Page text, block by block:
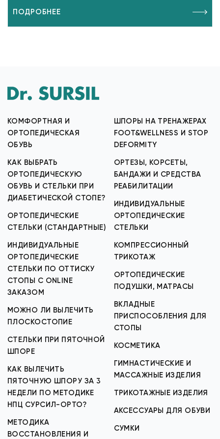
ПОДРОБНЕЕ
КОМФОРТНАЯ И
ОРТОПЕДИЧЕСКАЯ
ОБУВЬ
КАК ВЫБРАТЬ
ОРТОПЕДИЧЕСКУЮ
ОБУВЬ И СТЕЛЬКИ ПРИ
ДИАБЕТИЧЕСКОЙ СТОПЕ?
ОРТОПЕДИЧЕСКИЕ
СТЕЛЬКИ (СТАНДАРТНЫЕ)
ИНДИВИДУАЛЬНЫЕ
ОРТОПЕДИЧЕСКИЕ
СТЕЛЬКИ ПО ОТТИСКУ
СТОПЫ С ONLINE
ЗАКАЗОМ
МОЖНО ЛИ ВЫЛЕЧИТЬ
ПЛОСКОСТОПИЕ
СТЕЛЬКИ ПРИ ПЯТОЧНОЙ
ШПОРЕ
КАК ВЫЛЕЧИТЬ
ПЯТОЧНУЮ ШПОРУ ЗА 3
НЕДЕЛИ ПО МЕТОДИКЕ
НПЦ СУРСИЛ-ОРТО?
МЕТОДИКА
ВОССТАНОВЛЕНИЯ И
ШПОРЫ НА ТРЕНАЖЕРАХ
FOOT&WELLNESS И STOP
DEFORMITY
ОРТЕЗЫ, КОРСЕТЫ,
БАНДАЖИ И СРЕДСТВА
РЕАБИЛИТАЦИИ
ИНДИВИДУАЛЬНЫЕ
ОРТОПЕДИЧЕСКИЕ
СТЕЛЬКИ
КОМПРЕССИОННЫЙ
ТРИКОТАЖ
ОРТОПЕДИЧЕСКИЕ
ПОДУШКИ, МАТРАСЫ
ВКЛАДНЫЕ
ПРИСПОСОБЛЕНИЯ ДЛЯ
СТОПЫ
КОСМЕТИКА
ГИМНАСТИЧЕСКИЕ И
МАССАЖНЫЕ ИЗДЕЛИЯ
ТРИКОТАЖНЫЕ ИЗДЕЛИЯ
АКСЕССУАРЫ ДЛЯ ОБУВИ
СУМКИ